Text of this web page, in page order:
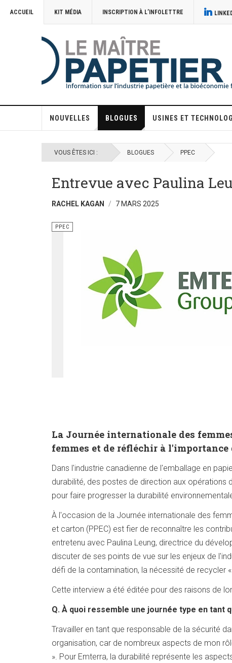
ACCUEIL KIT MÉDIA INSCRIPTION À L’INFOLETTRE
NOUVELLES BLOGUES USINES ET
VOUS ÊTES ICI : BLOGUES PPEC
Entrevue avec Paulina
RACHEL KAGAN 7 MARS 2025
PPEC
La Journée internationale des
femmes et de réfléchir à
Dans l'industrie canadienne de l'emballage en
durabilité, des postes de direction aux opérations
pour faire progresser la durabilité
À l'occasion de la Journée internationale des
et carton (PPEC) est fier de reconnaître les
entretenu avec Paulina Leung, directrice du
discuter de ses points de vue sur les enjeux de
défi de la contamination, la nécessité de recycler
Cette interview a été éditée pour des raisons de
Q. À quoi ressemble une journée type en tant
Travailler en tant que responsable de la sécurité
organisation, car de nombreux aspects de mon
». Pour Emterra, la durabilité représente les